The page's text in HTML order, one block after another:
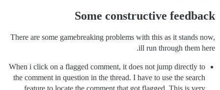
Some constructive feedback
There are some gamebreaking problems with this as it stands now,
ill run through them here.
When i click on a flagged comment, it does not jump directly to
the comment in question in the thread. I have to use the search